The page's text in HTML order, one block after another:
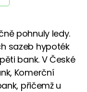
pohnuly ledy.
sazeb hypoték
bank. V České
Komerční
přičemž u